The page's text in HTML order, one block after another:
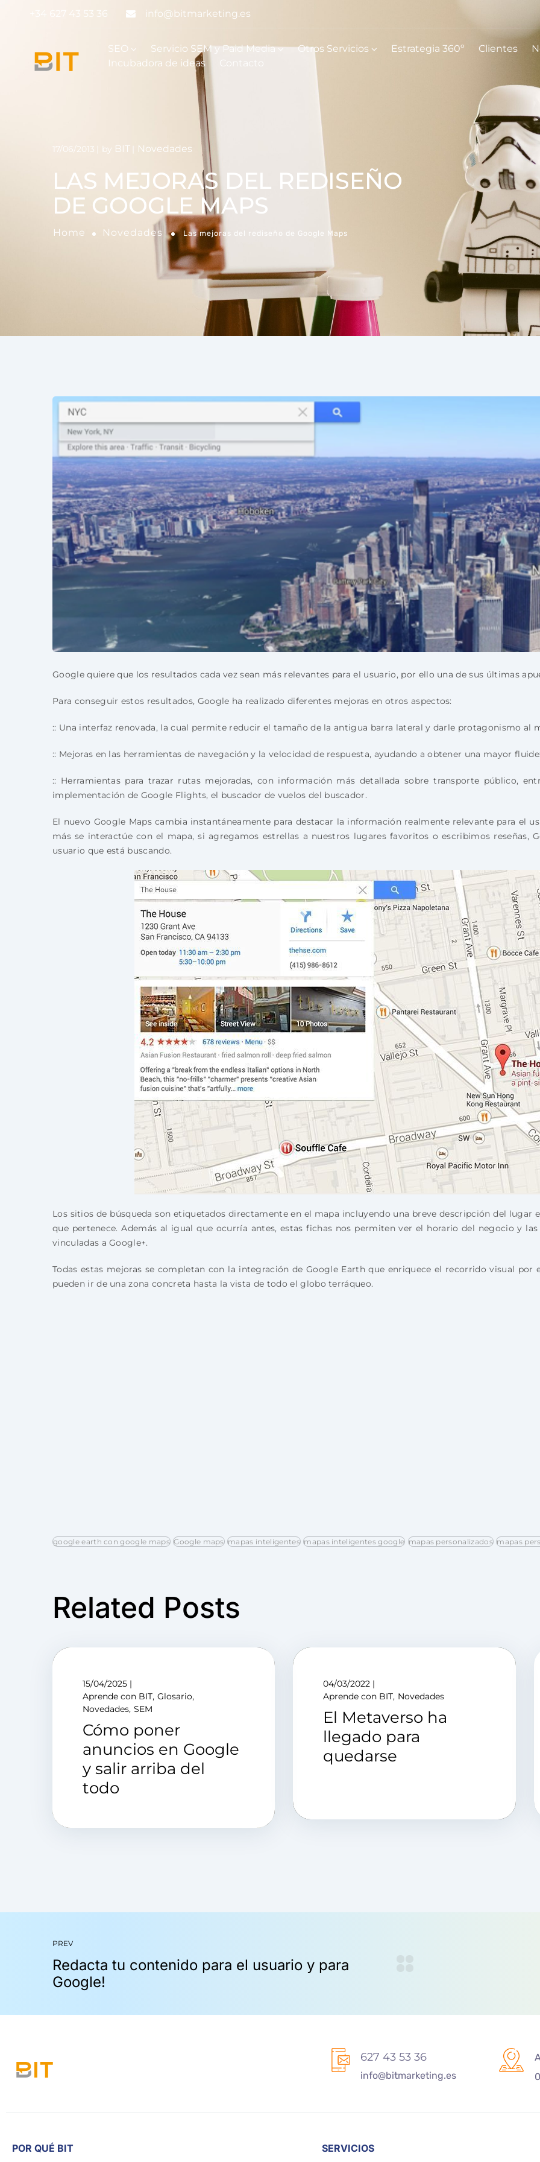
+34 627 43 53 36 info@bitmarketing.es
SEO Servicio SEM y Paid Media Otros Servicios Estrategia 360º Clientes
Incubadora de ideas
Contacto
LAS MEJORAS DEL REDISEÑO
DE GOOGLE MAPS
Home Novedades Las mejoras del rediseño de Google Maps
17/06/2013 by BIT Novedades
Google quiere que los resultados cada vez sean más relevantes para el usuario, por ello una de sus últimas
Para conseguir estos resultados, Google ha realizado diferentes mejoras en otros aspectos:
:: Una interfaz renovada, la cual permite reducir el tamaño de la antigua barra lateral y darle protagonismo al
:: Mejoras en las herramientas de navegación y la velocidad de respuesta, ayudando a obtener una mayor
:: Herramientas para trazar rutas mejoradas, con información más detallada sobre transporte público,
implementación de Google Flights, el buscador de vuelos del buscador.
El nuevo Google Maps cambia instantáneamente para destacar la información realmente relevante para el
más se interactúe con el mapa, si agregamos estrellas a nuestros lugares favoritos o escribimos reseñas,
usuario que está buscando.
Los sitios de búsqueda son etiquetados directamente en el mapa incluyendo una breve descripción del lugar
que pertenece. Además al igual que ocurría antes, estas fichas nos permiten ver el horario del negocio y
vinculadas a Google+.
Todas estas mejoras se completan con la integración de Google Earth que enriquece el recorrido visual por
pueden ir de una zona concreta hasta la vista de todo el globo terráqueo.
google earth con google maps Google maps mapas inteligentes mapas inteligentes google mapas personalizados mapas
Related Posts
15/04/2025
Aprende con BIT Glosario
Novedades SEM
Cómo poner
anuncios en Google
y salir arriba del
todo
04/03/2022
Aprende con BIT Novedades
El Metaverso ha
llegado para
quedarse
PREV
627 43 53 36
info@bitmarketing.es
POR QUÉ BIT SERVICIOS